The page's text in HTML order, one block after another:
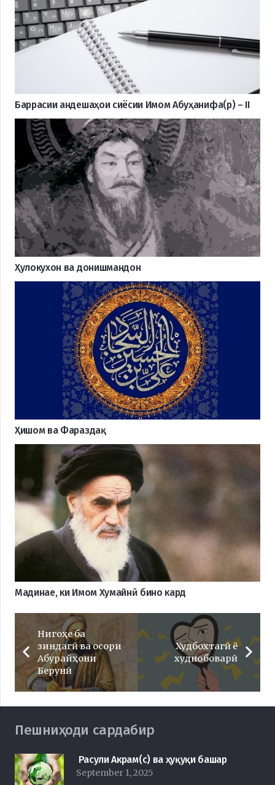
Баррасии андешаҳои сиёсии Имом Абуҳанифа(р) – II
Ҳулокухон ва донишмандон
Ҳишом ва Фараздақ
Мадинае, ки Имом Хумайнӣ бино кард
Нигоҳе ба
зиндагӣ ва осори
Абурайҳони
Берунӣ
Худбохтагӣ ё
худнобоварӣ
Пешниҳоди сардабир
Расули Акрам(с) ва ҳуқуқи башар
September 1, 2025